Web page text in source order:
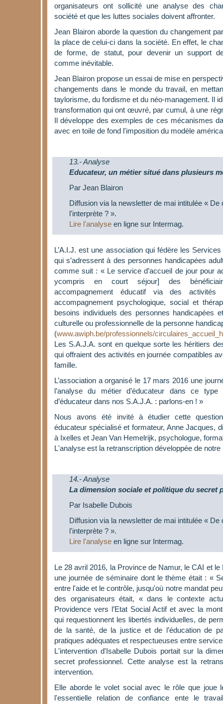
organisateurs ont sollicité une analyse des
société et que les luttes sociales doivent affronter.
Jean Blairon aborde la question du changement
la place de celui-ci dans la société. En effet, le
de forme, de statut, pour devenir un support
comme inévitable.
Jean Blairon propose un essai de mise en
changements dans le monde du travail, en
taylorisme, du fordisme et du néo-management. Il
transformation qui ont œuvré, par cumul, à une
Il développe des exemples de ces mécanismes
avec en toile de fond l'imposition du modèle
13.- Analyse
Educateur, un métier situé dans plusieurs
Par Jean Blairon
Diffusion via la newsletter de mai intitulée «
l'interprète ? ».
Lire l'analyse en ligne sur Intermag.
L’A.I.J. est une association qui fédère les
qui s’adressent à des personnes handicapées
comme suit : « Le service d’accueil de jour pour
ycompris en court séjour] des
accompagnement éducatif via des
accompagnement psychologique, social et
besoins individuels des personnes handicapées
culturelle ou professionnelle de la personne
(www.awiph.be/professionnels/
Les S.A.J.A. sont en quelque sorte les héritiers
qui offraient des activités en journée compatibles
famille.
L’association a organisé le 17 mars 2016 une
l’analyse du métier d’éducateur dans ce
d’éducateur dans nos S.A.J.A. : parlons-en ! »
Nous avons été invité à étudier cette
éducateur spécialisé et formateur, Anne Jacques,
à Ixelles et Jean Van Hemelrijk, psychologue,
L'analyse est la retranscription développée de notre
14.- Analyse
La dimension sociale et politique du secret
Par Isabelle Dubois
Diffusion via la newsletter de mai intitulée «
l'interprète ? ».
Lire l'analyse en ligne sur Intermag.
Le 28 avril 2016, la Province de Namur, le CAI et
une journée de séminaire dont le thème était : «
entre l'aide et le contrôle, jusqu'où notre mandat
des organisateurs était, « dans le contexte
Providence vers l’Etat Social Actif et avec la
qui requestionnent les libertés individuelles, de
de la santé, de la justice et de l’éducation de
pratiques adéquates et respectueuses entre
L'intervention d'Isabelle Dubois portait sur la
secret professionnel. Cette analyse est la
intervention.
Elle aborde le volet social avec le rôle que joue
l'essentielle relation de confiance ente le